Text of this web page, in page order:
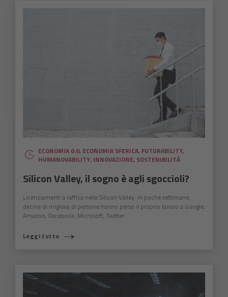
ECONOMIA 0.0, ECONOMIA SFERICA, FUTURABILITY,
HUMANOVABILITY, INNOVAZIONE, SOSTENIBILITÀ
Silicon Valley, il sogno è agli sgoccioli?
Licenziamenti a raffica nella Silicon Valley: in poche settimane,
decine di migliaia di persone hanno perso il proprio lavoro a Google,
Amazon, Facebook, Microsoft, Twitter.
Leggi tutto